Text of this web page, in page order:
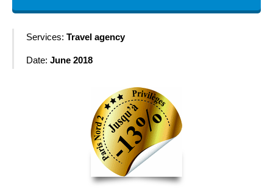
Services: Travel agency
Date: June 2018